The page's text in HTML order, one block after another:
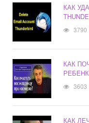
КАК
3790
КАК
3603
КАК